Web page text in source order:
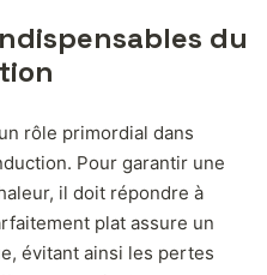
du
rôle primordial dans
Pour garantir une
il doit répondre à
plat assure un
évitant ainsi les pertes